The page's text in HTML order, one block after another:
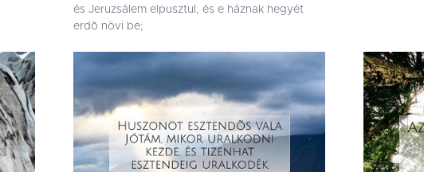
és Jeruzsálem elpusztul, és e háznak hegyét
erdõ növi be;